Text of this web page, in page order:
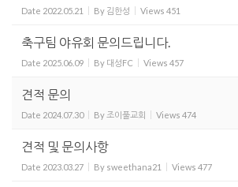
Date 2022.05.21 By 김한성 Views 451
축구팀 야유회 문의드립니다.
Date 2025.06.09 By 대성FC Views 457
견적 문의
Date 2024.07.30 By 조이풀교회 Views 474
견적 및 문의사항
Date 2023.03.27 By sweethana21 Views 477